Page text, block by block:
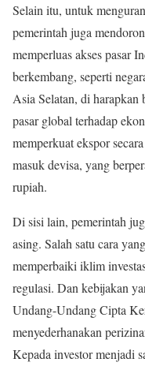
Selain itu, untuk
pemerintah juga
memperluas akses pasar
berkembang, seperti
Asia Selatan, di
pasar global terhadap
memperkuat ekspor
masuk devisa, yang
rupiah.
Di sisi lain, pemerintah
asing. Salah satu cara
memperbaiki iklim
regulasi. Dan kebijakan
Undang-Undang Cipta
menyederhanakan
Kepada investor menjadi